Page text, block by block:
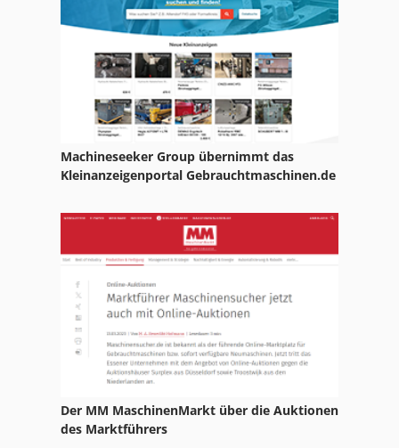
Machineseeker Group übernimmt das
Kleinanzeigenportal Gebrauchtmaschinen.de
Der MM MaschinenMarkt über die Auktionen
des Marktführers